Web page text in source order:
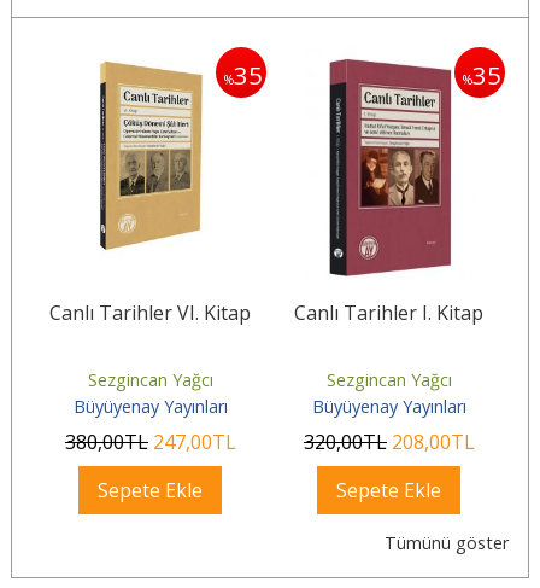
%35
Canlı Tarihler VI. Kitap
Sezgincan Yağcı
Büyüyenay Yayınları
380,00TL 247,00TL
Sepete Ekle
%35
Canlı Tarihler I. Kitap
Sezgincan Yağcı
Büyüyenay Yayınları
320,00TL 208,00TL
Sepete Ekle
Tümünü göster